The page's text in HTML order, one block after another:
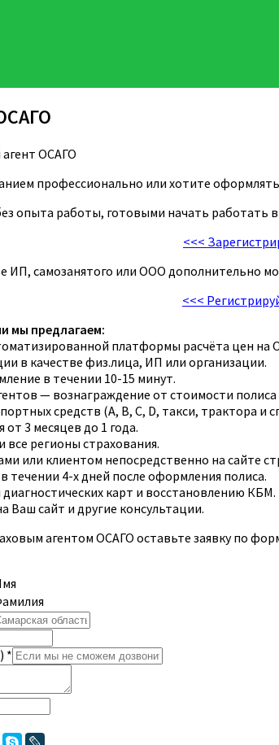
ОСАГО
профессионально или хотите
опыта работы, готовыми начать работать
<<<
ИП, самозанятого или ООО дополнительно
<<<
мы предлагаем:
платформы расчёта цен на
в качестве физ.лица, ИП или организации.
в течении 10-15 минут.
— вознаграждение от стоимости полиса
средств (A, B, С, D, такси, трактора и
3 месяцев до 1 года.
все регионы страхования.
или клиентом непосредственно на сайте
течении 4-х дней после оформления полиса.
карт и восстановлению КБМ.
Ваш сайт и другие консультации.
агентом ОСАГО оставьте заявку по
*